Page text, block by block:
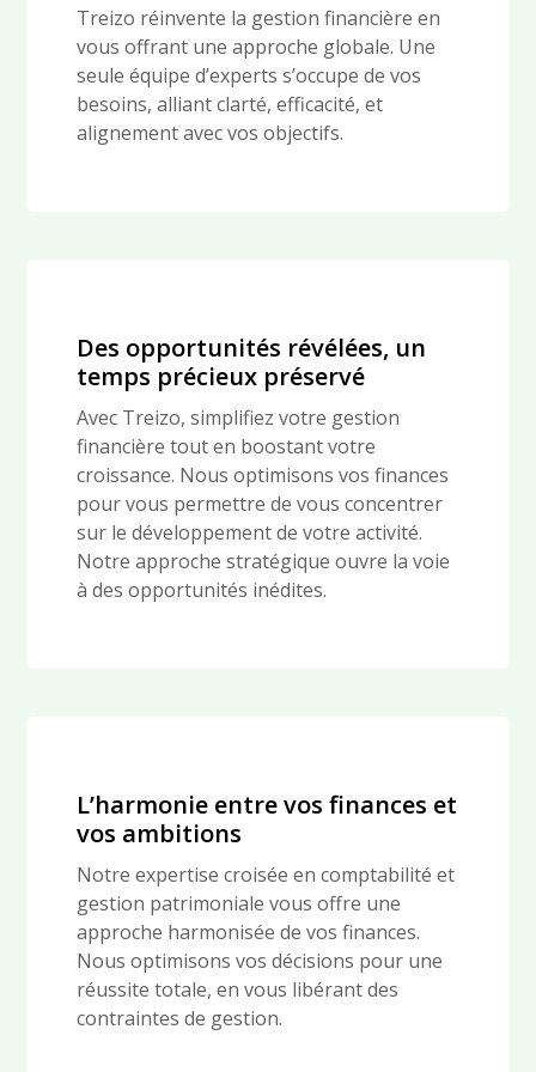
Treizo réinvente la gestion financière en
vous offrant une approche globale. Une
seule équipe d’experts s’occupe de vos
besoins, alliant clarté, efficacité, et
alignement avec vos objectifs.
L’harmonie entre vos finances et
vos ambitions
Notre expertise croisée en comptabilité et
gestion patrimoniale vous offre une
approche harmonisée de vos finances.
Nous optimisons vos décisions pour une
réussite totale, en vous libérant des
contraintes de gestion.
Des opportunités révélées, un
temps précieux préservé
Avec Treizo, simplifiez votre gestion
financière tout en boostant votre
croissance. Nous optimisons vos finances
pour vous permettre de vous concentrer
sur le développement de votre activité.
Notre approche stratégique ouvre la voie
à des opportunités inédites.